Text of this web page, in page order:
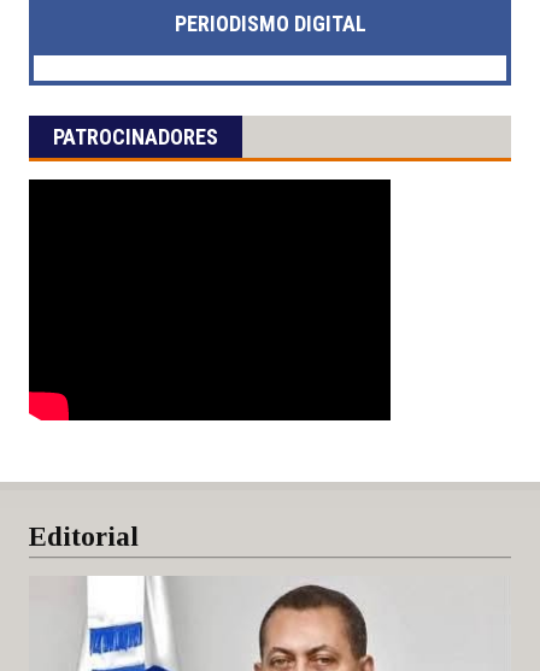
PERIODISMO DIGITAL
PATROCINADORES
Editorial